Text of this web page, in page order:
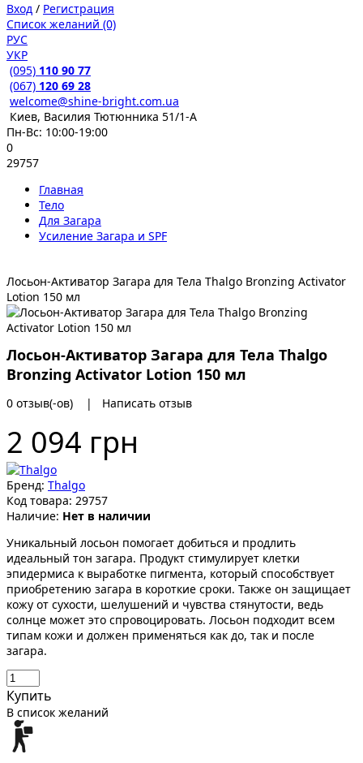
Вход / Регистрация
Список желаний (0)
РУС
УКР
(095) 110 90 77
(067) 120 69 28
welcome@shine-bright.com.ua
Киев, Василия Тютюнника 51/1-А
Пн-Вс: 10:00-19:00
0
29757
Главная
Тело
Для Загара
Усиление Загара и SPF
Лосьон-Активатор Загара для Тела Thalgo Bronzing Activator
Lotion 150 мл
Лосьон-Активатор Загара для Тела Thalgo
Bronzing Activator Lotion 150 мл
0 отзыв(-ов) | Написать отзыв
2 094 грн
Бренд: Thalgo
Код товара: 29757
Наличие: Нет в наличии
Уникальный лосьон помогает добиться и продлить
идеальный тон загара. Продукт стимулирует клетки
эпидермиса к выработке пигмента, который способствует
приобретению загара в короткие сроки. Также он защищает
кожу от сухости, шелушений и чувства стянутости, ведь
солнце может это спровоцировать. Лосьон подходит всем
типам кожи и должен применяться как до, так и после
загара.
Купить
В список желаний